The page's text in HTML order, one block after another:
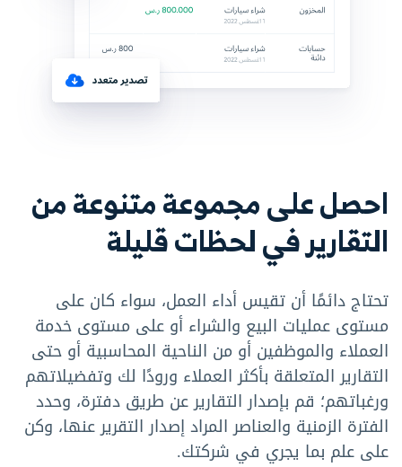
احصل على مجموعة متنوعة من
التقارير في لحظات قليلة
تحتاج دائمًا أن تقيس أداء العمل، سواء كان على
مستوى عمليات البيع والشراء أو على مستوى خدمة
العملاء والموظفين أو من الناحية المحاسبية أو حتى
التقارير المتعلقة بأكثر العملاء ورودًا لك وتفضيلاتهم
ورغباتهم؛ قم بإصدار التقارير عن طريق دفترة، وحدد
الفترة الزمنية والعناصر المراد إصدار التقرير عنها، وكن
على علم بما يجري في شركتك.